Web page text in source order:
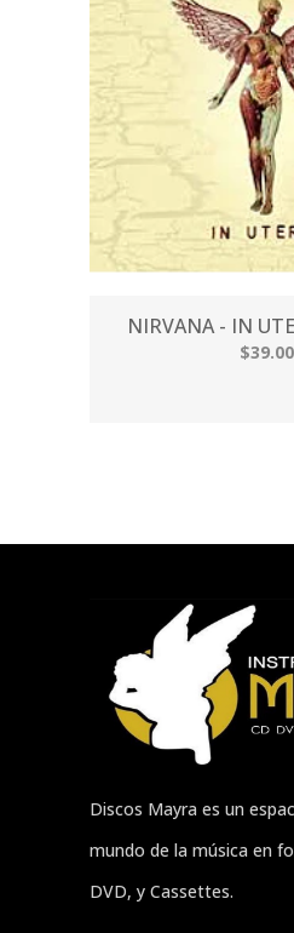
NIRVANA - IN
Discos Mayra es un
mundo de la música en
DVD, y Cassettes.